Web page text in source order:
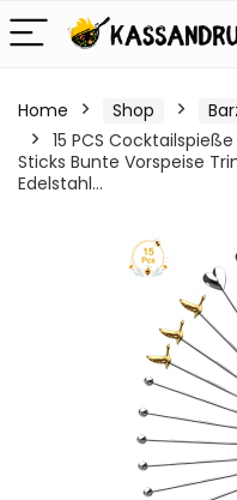
Home Shop
15 PCS
Sticks Bunte Vorspeise
Edelstahl…